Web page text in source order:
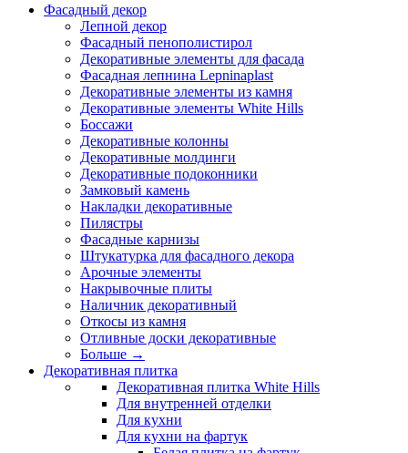
Фасадный декор
Лепной декор
Фасадный пенополистирол
Декоративные элементы для фасада
Фасадная лепнина Lepninaplast
Декоративные элементы из камня
Декоративные элементы White Hills
Боссажи
Декоративные колонны
Декоративные молдинги
Декоративные подоконники
Замковый камень
Накладки декоративные
Пилястры
Фасадные карнизы
Штукатурка для фасадного декора
Арочные элементы
Накрывочные плиты
Наличник декоративный
Откосы из камня
Отливные доски декоративные
Больше →
Декоративная плитка
Декоративная плитка White Hills
Для внутренней отделки
Для кухни
Для кухни на фартук